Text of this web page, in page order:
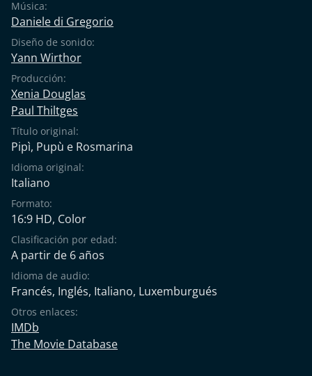
Música:
Daniele di Gregorio
Diseño de sonido:
Yann Wirthor
Producción:
Xenia Douglas
Paul Thiltges
Título original:
Pipì, Pupù e Rosmarina
Idioma original:
Italiano
Formato:
16:9 HD, Color
Clasificación por edad:
A partir de 6 años
Idioma de audio:
Francés, Inglés, Italiano, Luxemburgués
Otros enlaces:
IMDb
The Movie Database